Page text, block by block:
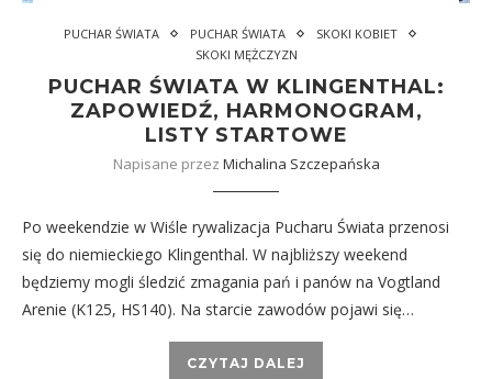
PUCHAR ŚWIATA PUCHAR ŚWIATA
SKOKI KOBIET
SKOKI MĘŻCZYZN
PUCHAR ŚWIATA W KLINGENTHAL:
ZAPOWIEDŹ, HARMONOGRAM,
LISTY STARTOWE
Napisane przez Michalina Szczepańska
Po weekendzie w Wiśle rywalizacja Pucharu Świata przenosi
się do niemieckiego Klingenthal. W najbliższy weekend
będziemy mogli śledzić zmagania pań i panów na Vogtland
Arenie (K125, HS140). Na starcie zawodów pojawi się…
CZYTAJ DALEJ